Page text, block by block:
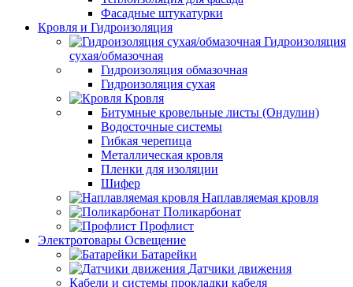
Фасадные штукатурки
Кровля и Гидроизоляция
Гидроизоляция
сухая/обмазочная
Гидроизоляция обмазочная
Гидроизоляция сухая
Кровля
Битумные кровельные листы (Ондулин)
Водосточные системы
Гибкая черепица
Металлическая кровля
Пленки для изоляции
Шифер
Наплавляемая кровля
Поликарбонат
Профлист
Электротовары Освещение
Батарейки
Датчики движения
Кабели и системы прокладки кабеля